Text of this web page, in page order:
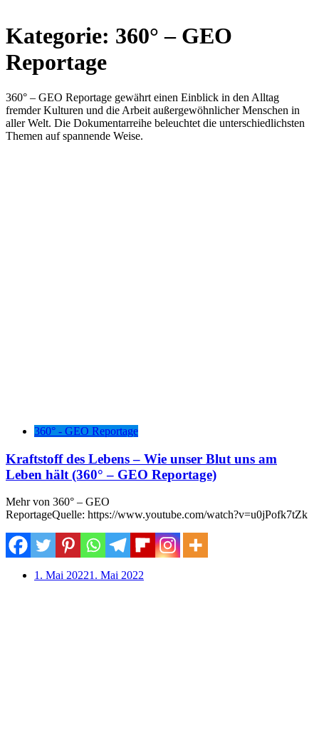
Kategorie: 360° – GEO
Reportage
360° – GEO Reportage gewährt einen Einblick in den Alltag
fremder Kulturen und die Arbeit außergewöhnlicher Menschen in
aller Welt. Die Dokumentarreihe beleuchtet die unterschiedlichsten
Themen auf spannende Weise.
360° - GEO Reportage
Kraftstoff des Lebens – Wie unser Blut uns am
Leben hält (360° – GEO Reportage)
Mehr von 360° – GEO
ReportageQuelle: https://www.youtube.com/watch?v=u0jPofk7tZk
1. Mai 20221. Mai 2022